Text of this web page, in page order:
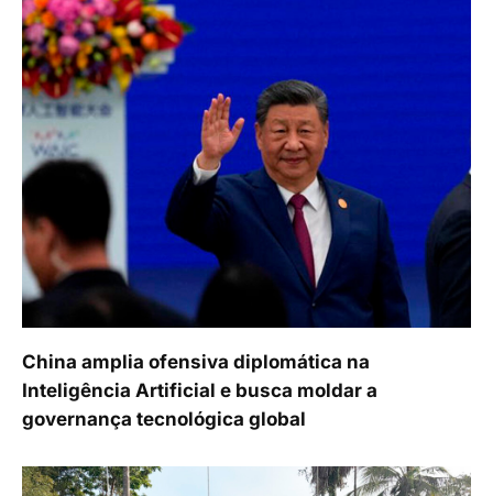
China amplia ofensiva diplomática na
Inteligência Artificial e busca moldar a
governança tecnológica global